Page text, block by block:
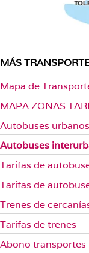
MÁS
Mapa de
MAPA ZONAS
Autobuses urbanos
Autobuses
Tarifas de
Tarifas de
Trenes de
Tarifas de trenes
Abono transportes